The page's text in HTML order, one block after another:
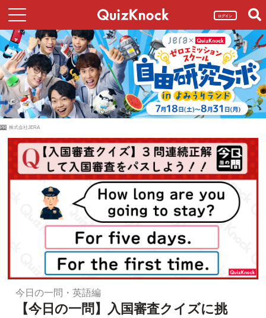
ログイン
PR 株式会社JERA
今日の一問・英語編
【今日の一問】入国審査クイズに挑